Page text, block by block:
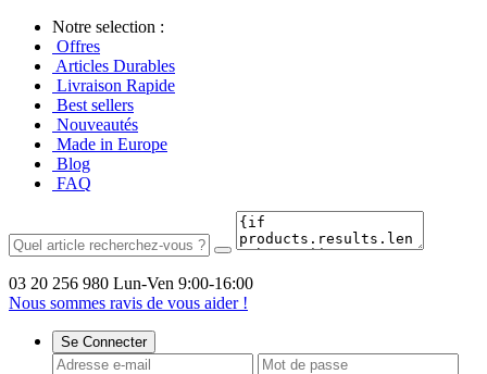
Notre selection :
Offres
Articles Durables
Livraison Rapide
Best sellers
Nouveautés
Made in Europe
Blog
FAQ
03 20 256 980 Lun-Ven 9:00-16:00
Nous sommes ravis de vous aider !
Se Connecter